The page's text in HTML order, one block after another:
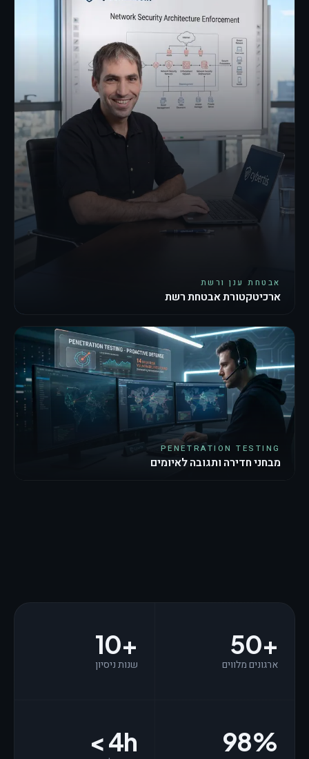
אבטחת ענן ורשת
ארכיטקטורת אבטחת רשת
PENETRATION TESTING
מבחני חדירה ותגובה לאיומים
50+
ארגונים מלווים
10+
שנות ניסיון
98%
< 4h